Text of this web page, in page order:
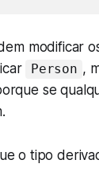
modificar
Person ,
se
o tipo